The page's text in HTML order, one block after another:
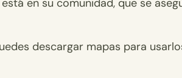
descargar mapas para